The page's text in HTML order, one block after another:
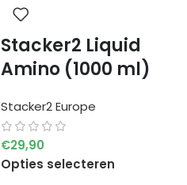
Stacker2 Liquid
Amino (1000 ml)
Stacker2 Europe
€29,90
Opties selecteren